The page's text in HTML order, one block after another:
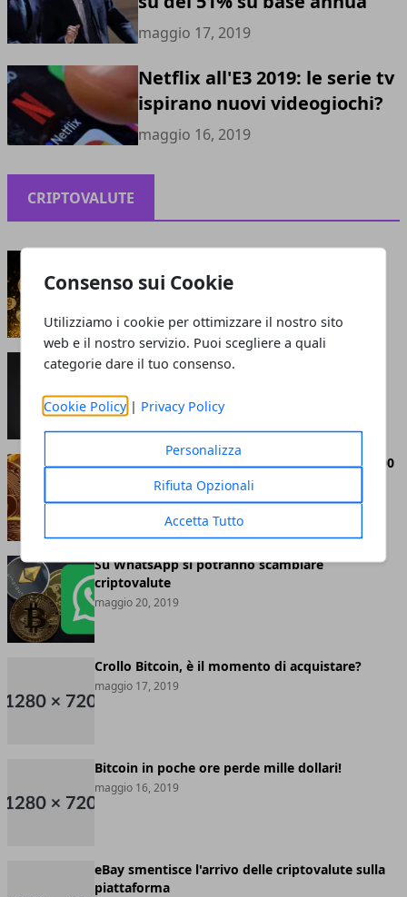
Consenso sui Cookie
Utilizziamo i cookie per ottimizzare il nostro sito
web e il nostro servizio. Puoi scegliere a quali
categorie dare il tuo consenso.
Cookie Policy | Privacy Policy
Personalizza
Rifiuta Opzionali
Accetta Tutto
maggio 17, 2019
Netflix all'E3 2019: le serie tv
ispirano nuovi videogiochi?
maggio 16, 2019
CRIPTOVALUTE
maggio 13, 2021
Perché le criptovalute sono smart: cosa attrae
giugno 05, 2020
Bitcoin abbandona definitivamente quota 8.000
maggio 20, 2019
Su WhatsApp si potranno scambiare
criptovalute
maggio 20, 2019
Crollo Bitcoin, è il momento di acquistare?
maggio 17, 2019
Bitcoin in poche ore perde mille dollari!
maggio 16, 2019
eBay smentisce l'arrivo delle criptovalute sulla
piattaforma